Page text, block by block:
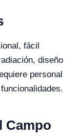
fácil
diseño
personal
Campo